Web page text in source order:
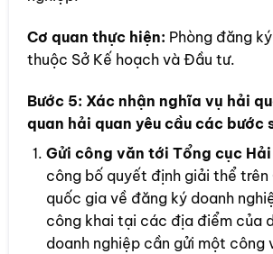
Cơ quan thực hiện: Phòng đăng
thuộc Sở Kế hoạch và Đầu tư.
Bước 5: Xác nhận nghĩa vụ hải
quan hải quan yêu cầu các bước
Gửi công văn tới Tổng cục
công bố quyết định giải thể trên
quốc gia về đăng ký doanh
công khai tại các địa điểm của
doanh nghiệp cần gửi một công